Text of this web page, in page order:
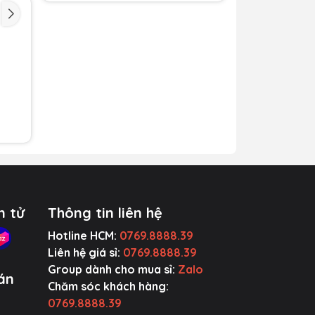
tử Thông tin liên hệ
Hotline HCM: 0769.8888.39
Liên hệ giá sỉ: 0769.8888.39
Group dành cho mua sỉ: Zalo
Chăm sóc khách hàng:
0769.8888.39